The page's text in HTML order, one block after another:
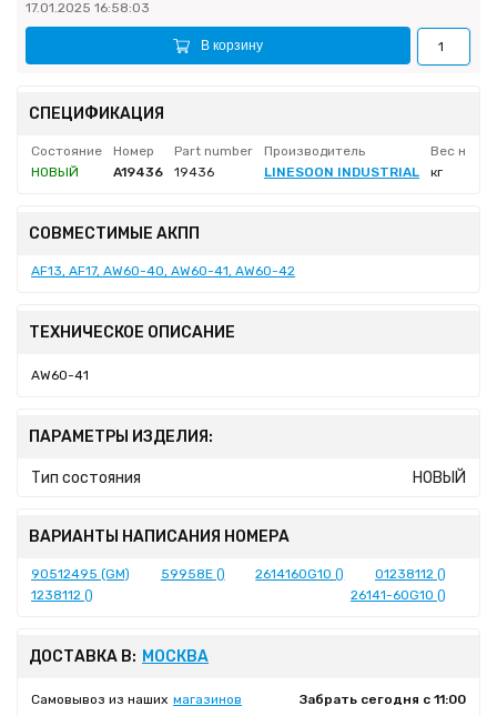
17.01.2025 16:58:03
В корзину
СПЕЦИФИКАЦИЯ
Состояние Номер Part number Производитель
Вес нетто
НОВЫЙ
A19436 19436 LINESOON INDUSTRIAL кг
СОВМЕСТИМЫЕ АКПП
AF13, AF17, AW60-40, AW60-41, AW60-42
ТЕХНИЧЕСКОЕ ОПИСАНИЕ
AW60-41
ПАРАМЕТРЫ ИЗДЕЛИЯ:
Тип состояния НОВЫЙ
ВАРИАНТЫ НАПИСАНИЯ НОМЕРА
90512495 (GM) 59958E () 2614160G10 ()
01238112 ()
1238112 ()
26141-60G10 ()
ДОСТАВКА В: МОСКВА
Самовывоз из наших магазинов
Забрать сегодня с 11:00